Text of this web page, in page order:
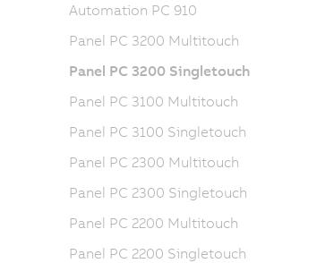
Automation PC 910
Panel PC 3200 Multitouch
Panel PC 3200 Singletouch
Panel PC 3100 Multitouch
Panel PC 3100 Singletouch
Panel PC 2300 Multitouch
Panel PC 2300 Singletouch
Panel PC 2200 Multitouch
Panel PC 2200 Singletouch